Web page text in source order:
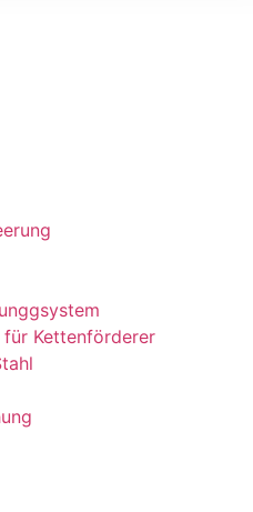
Kettenförderer